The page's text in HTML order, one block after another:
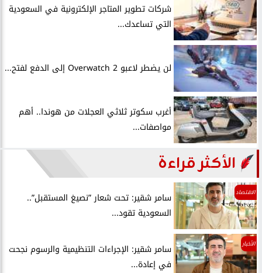
شركات تطوير المتاجر الإلكترونية في السعودية
التي تساعدك...
لن يضطر لاعبو Overwatch 2 إلى الدفع لفتح...
أغرب سكوتر ثلاثي العجلات من هوندا.. أهم
مواصفات...
الأكثر قراءة
الاقتصاد
سامر شقير: تحت شعار ”نصيغ المستقبل”..
السعودية تقود...
الأخبار
سامر شقير: الإجراءات التنظيمية والرسوم نجحت
في إعادة...